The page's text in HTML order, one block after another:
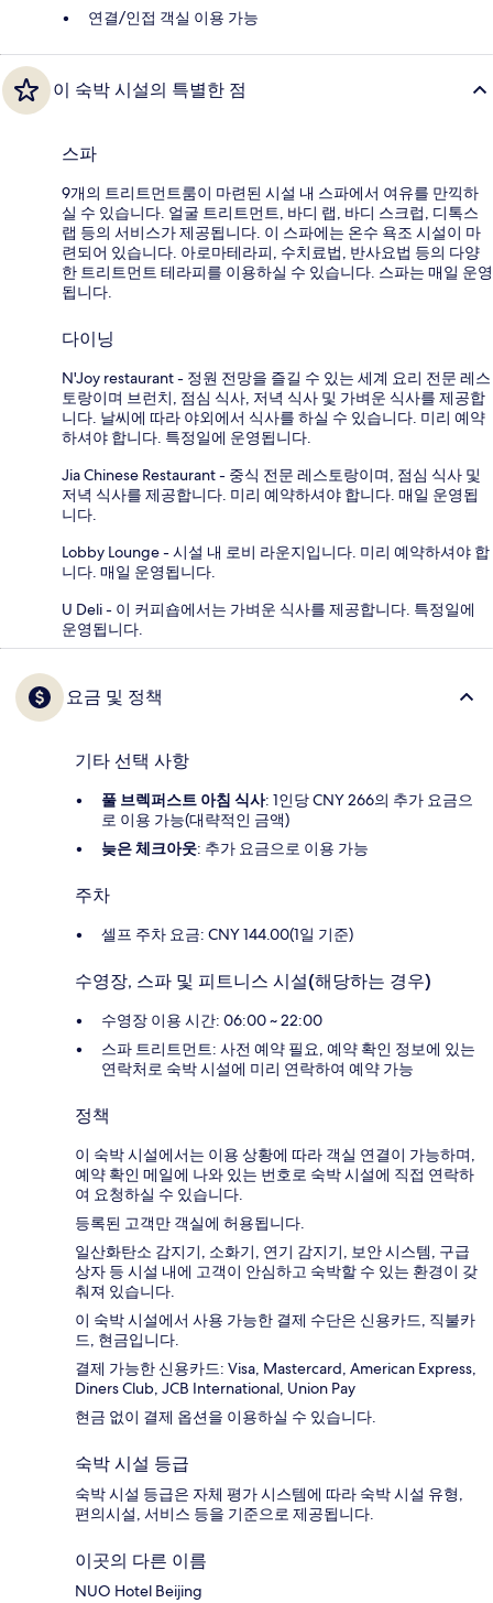
연결/인접 객실 이용 가능
이 숙박 시설의 특별한 점
스파
9개의 트리트먼트룸이 마련된 시설 내 스파에서 여유를 만끽하
실 수 있습니다. 얼굴 트리트먼트, 바디 랩, 바디 스크럽, 디톡스
랩 등의 서비스가 제공됩니다. 이 스파에는 온수 욕조 시설이 마
련되어 있습니다. 아로마테라피, 수치료법, 반사요법 등의 다양
한 트리트먼트 테라피를 이용하실 수 있습니다. 스파는 매일 운영
됩니다.
다이닝
N'Joy restaurant - 정원 전망을 즐길 수 있는 세계 요리 전문 레스
토랑이며 브런치, 점심 식사, 저녁 식사 및 가벼운 식사를 제공합
니다. 날씨에 따라 야외에서 식사를 하실 수 있습니다. 미리 예약
하셔야 합니다. 특정일에 운영됩니다.
Jia Chinese Restaurant - 중식 전문 레스토랑이며, 점심 식사 및
저녁 식사를 제공합니다. 미리 예약하셔야 합니다. 매일 운영됩
니다.
Lobby Lounge - 시설 내 로비 라운지입니다. 미리 예약하셔야 합
니다. 매일 운영됩니다.
U Deli - 이 커피숍에서는 가벼운 식사를 제공합니다. 특정일에
운영됩니다.
요금 및 정책
기타 선택 사항
풀 브렉퍼스트 아침 식사: 1인당 CNY 266의 추가 요금으
로 이용 가능(대략적인 금액)
늦은 체크아웃: 추가 요금으로 이용 가능
주차
셀프 주차 요금: CNY 144.00(1일 기준)
수영장, 스파 및 피트니스 시설(해당하는 경우)
수영장 이용 시간: 06:00 ~ 22:00
스파 트리트먼트: 사전 예약 필요, 예약 확인 정보에 있는
연락처로 숙박 시설에 미리 연락하여 예약 가능
정책
이 숙박 시설에서는 이용 상황에 따라 객실 연결이 가능하며,
예약 확인 메일에 나와 있는 번호로 숙박 시설에 직접 연락하
여 요청하실 수 있습니다.
등록된 고객만 객실에 허용됩니다.
일산화탄소 감지기, 소화기, 연기 감지기, 보안 시스템, 구급
상자 등 시설 내에 고객이 안심하고 숙박할 수 있는 환경이 갖
춰져 있습니다.
이 숙박 시설에서 사용 가능한 결제 수단은 신용카드, 직불카
드, 현금입니다.
결제 가능한 신용카드: Visa, Mastercard, American Express,
Diners Club, JCB International, Union Pay
현금 없이 결제 옵션을 이용하실 수 있습니다.
숙박 시설 등급
숙박 시설 등급은 자체 평가 시스템에 따라 숙박 시설 유형,
편의시설, 서비스 등을 기준으로 제공됩니다.
이곳의 다른 이름
NUO Hotel Beijing